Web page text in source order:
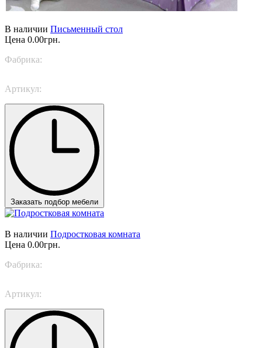
В наличии Письменный стол
Цена 0.00грн.
Фабрика:
Артикул:
Заказать подбор мебели
В наличии Подростковая комната
Цена 0.00грн.
Фабрика:
Артикул: